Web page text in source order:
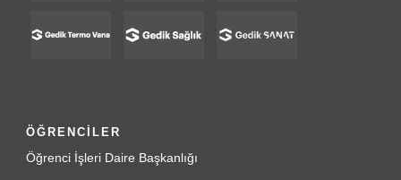
ÖĞRENCİLER
Öğrenci İşleri Daire Başkanlığı